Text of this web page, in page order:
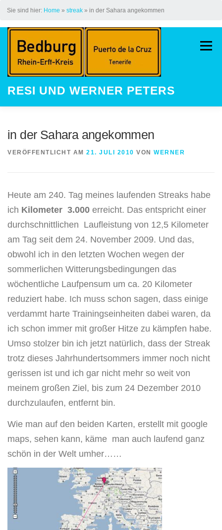
Sie sind hier: Home » streak » in der Sahara angekommen
Zum
springen
RESI UND WERNER PETERS
Menü
GALERIE LAUFEVENTS
in der Sahara angekommen
VERÖFFENTLICHT AM 21. JULI 2010 VON WERNER
Heute am 240. Tag meines laufenden Streaks habe
ich Kilometer 3.000 erreicht. Das entspricht einer
durchschnittlichen Laufleistung von 12,5 Kilometer
am Tag seit dem 24. November 2009. Und das,
obwohl ich in den letzten Wochen wegen der
sommerlichen Witterungsbedingungen das
wöchentliche Laufpensum um ca. 20 Kilometer
reduziert habe. Ich muss schon sagen, dass einige
verdammt harte Trainingseinheiten dabei waren, da
ich schon immer mit großer Hitze zu kämpfen habe.
Umso stolzer bin ich jetzt natürlich, dass der Streak
trotz dieses Jahrhundertsommers immer noch nicht
gerissen ist und ich gar nicht mehr so weit von
meinem großen Ziel, bis zum 24 Dezember 2010
durchzulaufen, entfernt bin.
Wie man auf den beiden Karten, erstellt mit google
maps, sehen kann, käme man auch laufend ganz
schön in der Welt umher……